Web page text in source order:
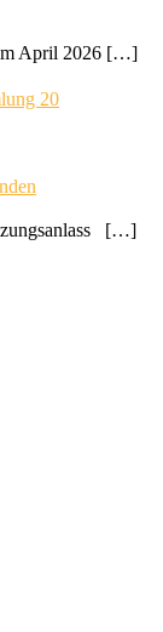
April 2026 […]
20
[…]